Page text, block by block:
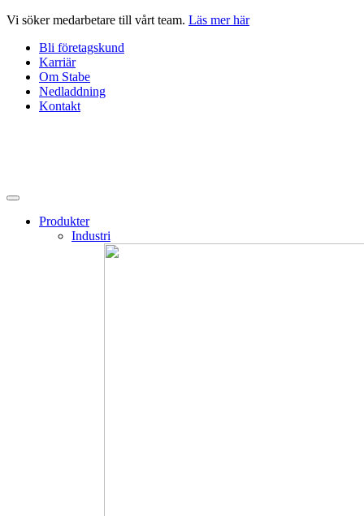
Hoppa
innehåll
Vi söker medarbetare till vårt team. Läs mer här
Bli företagskund
Karriär
Om Stabe
Nedladdning
Kontakt
Produkter
Industri